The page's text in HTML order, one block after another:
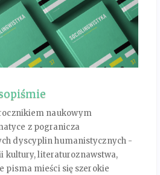
naukowym
z pogranicza
dyscyplin humanistycznych -
kultury, literaturoznawstwa,
pisma mieści się szerokie